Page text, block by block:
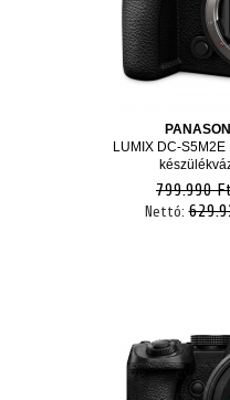
LUMIX DC-
799.990
Nettó: